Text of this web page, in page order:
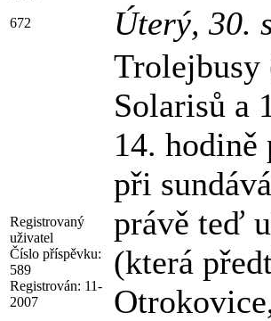
672 Úterý, 30.
Registrovaný
uživatel
Číslo příspěvku:
589
Registrován: 11-
2007
Trolejbusy
Solarisů a
14.
při
právě teď
(která